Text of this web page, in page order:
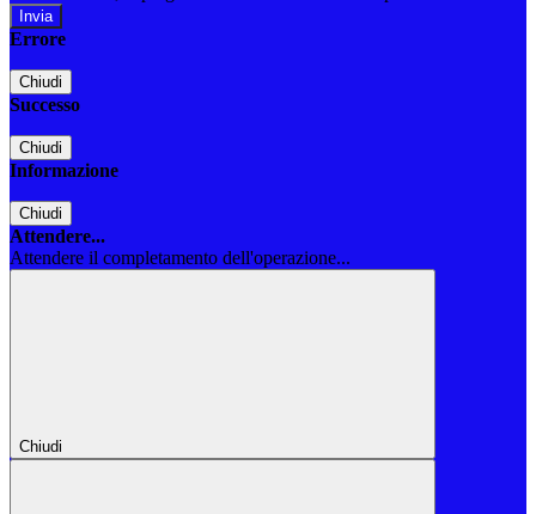
Errore
Chiudi
Successo
Chiudi
Informazione
Chiudi
Attendere...
Attendere il completamento dell'operazione...
Chiudi